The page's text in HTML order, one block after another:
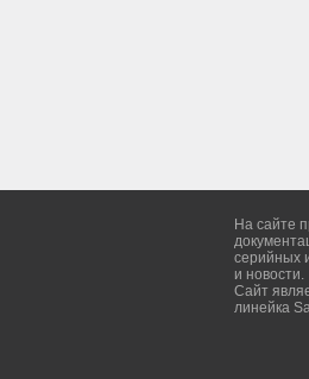
На сайте
серийных
и новости.
Сайт
линейка